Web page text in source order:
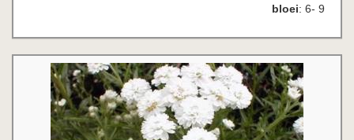
bloei: 6- 9